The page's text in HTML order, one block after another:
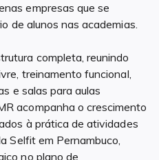
empresas que se
de alunos nas academias.
completa, reunindo
treinamento funcional,
e salas para aulas
acompanha o crescimento
à prática de atividades
Selfit em Pernambuco,
no plano de